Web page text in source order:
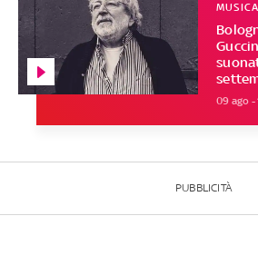
MUSICA
09 ago -
PUBBLICITÀ